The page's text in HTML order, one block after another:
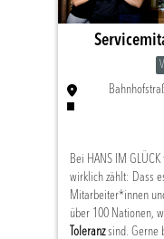
Bei HANS IM
wirklich zählt: Dass
Mitarbeiter*innen
über 100 Nationen,
Toleranzsind. Gerne